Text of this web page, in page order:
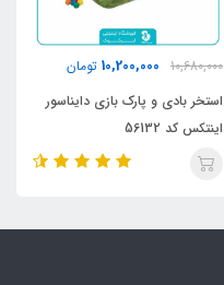
10,680,000
10,200,000 تومان
استخر بادی و پارک بازی دایناسور
اینتکس کد 56132